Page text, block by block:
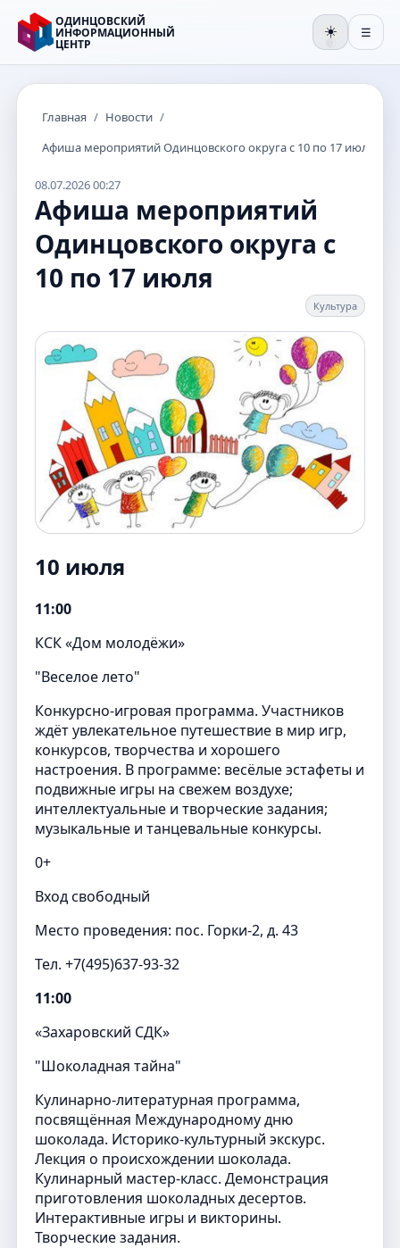
ОДИНЦОВСКИЙ
ИНФОРМАЦИОННЫЙ
ЦЕНТР
☀️ ☰
Главная / Новости /
Афиша мероприятий Одинцовского округа с 10 по 17 июля
08.07.2026 00:27
Афиша мероприятий
Одинцовского округа с
10 по 17 июля
Культура
10 июля
11:00
КСК «Дом молодёжи»
"Веселое лето"
Конкурсно-игровая программа. Участников
ждёт увлекательное путешествие в мир игр,
конкурсов, творчества и хорошего
настроения. В программе: весёлые эстафеты и
подвижные игры на свежем воздухе;
интеллектуальные и творческие задания;
музыкальные и танцевальные конкурсы.
0+
Вход свободный
Место проведения: пос. Горки-2, д. 43
Тел. +7(495)637-93-32
11:00
«Захаровский СДК»
"Шоколадная тайна"
Кулинарно-литературная программа,
посвящённая Международному дню
шоколада. Историко-культурный экскурс.
Лекция о происхождении шоколада.
Кулинарный мастер-класс. Демонстрация
приготовления шоколадных десертов.
Интерактивные игры и викторины.
Творческие задания.